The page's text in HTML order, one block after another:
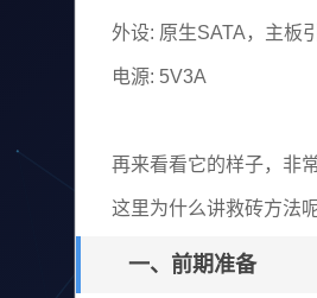
外设: 原生SATA，主板
电源: 5V3A
再来看看它的样子，非
这里为什么讲救砖方法
一、前期准备